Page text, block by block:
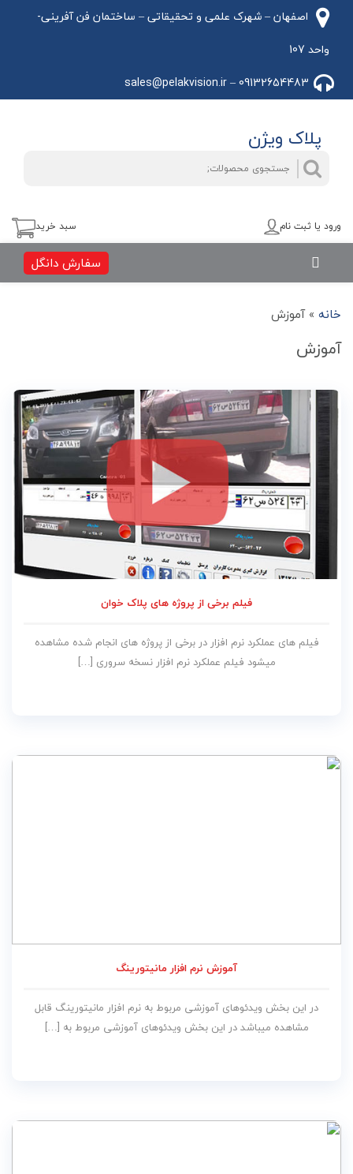
اصفهان – شهرک علمی و تحقیقاتی – ساختمان فن آفرینی-
واحد 107
09132654483 – sales@pelakvision.ir
پلاک ویژن
جستجو
برای:
جستجو
ورود یا ثبت نام سبد خرید
سفارش دانگل
خانه »آموزش
آموزش
فیلم برخی از پروژه های پلاک خوان
فیلم های عملکرد نرم افزار در برخی از پروژه های انجام شده مشاهده
میشود فیلم عملکرد نرم افزار نسخه سروری […]
آموزش نرم افزار مانیتورینگ
در این بخش ویدئوهای آموزشی مربوط به نرم افزار مانیتورینگ قابل
مشاهده میباشد در این بخش ویدئوهای آموزشی مربوط به […]